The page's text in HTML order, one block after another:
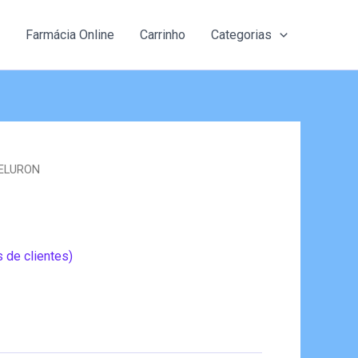
Farmácia Online Carrinho Categorias
de clientes)